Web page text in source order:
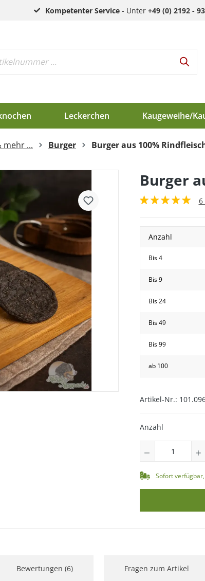
Kompetenter Service- Unter +49 (0) 2192 -
Leckerchen Kaugeweihe/
mehr ... Burger Burger aus 100%
Burger
6
Anzahl
Bis4
Bis9
Bis24
Bis49
Bis99
ab 100
Artikel-Nr.:
Anzahl
Sofort
Bewertungen (6) Fragen zum Artikel